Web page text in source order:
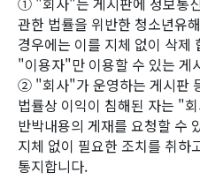
관한 법률을 위반한 청소년유
경우에는 이를 지체 없이 삭제
"이용자"만 이용할 수 있는 게
② "회사"가 운영하는 게시판
법률상 이익이 침해된 자는 "
반박내용의 게재를 요청할 수
지체 없이 필요한 조치를 취하
통지합니다.